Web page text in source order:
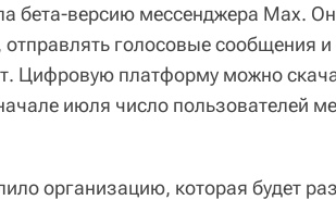
бета-версию мессенджера Max.
отправлять голосовые сообщения
Цифровую платформу можно
июля число пользователей
организацию, которая будет